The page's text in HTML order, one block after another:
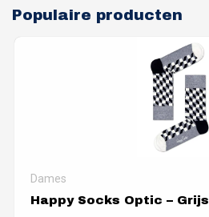
Populaire producten
Dames
Happy Socks Optic – Grijs